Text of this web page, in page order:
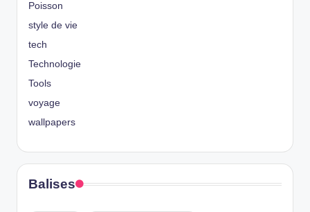
Poisson
style de vie
tech
Technologie
Tools
voyage
wallpapers
Balises